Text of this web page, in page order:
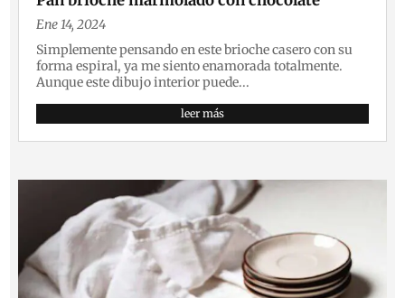
Ene 14, 2024
Simplemente pensando en este brioche casero con su
forma espiral, ya me siento enamorada totalmente.
Aunque este dibujo interior puede...
leer más